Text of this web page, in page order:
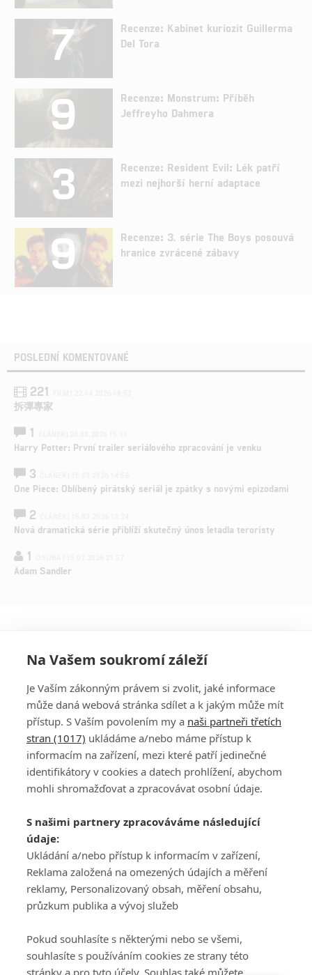
7
Recenze: Kabinet kuriozit Guillerma
Del Tora
9
Recenze: Monstrum: Příběh
Jeffreyho Dahmera
3
Recenze: Resident Evil: Lék patří
mezi nejhorší herní adaptace
9
Recenze: 3. série The Boys posouvá
hranice zvrácené zábavy
POSLEDNÍ KOMENTOVANÉ
221
拆彈專家
1
Harry Potter: První trailer seriálového zpracování je venku
3
One Piece: Oblíbený pirátský seriál je zpátky s novými epizodami
2
Nová dramatická série přiblíží skutečný únos letadla teroristy
1
Adam Sandler
PŘIHLÁSIT
REGISTROVAT
DISKUZE
Šéfredaktorkou webu jePetr Slavík, e-mailserialy@fandimefilmu.cz
Máte-li zájem o inzerci na našem webu napište nám na e-mail
studio@koncal.com
Ochrana osobních údajů|Zásady používání cookies |Pravidla webu
Upravit nastavení soukromí
Na Vašem soukromí záleží
Je Vaším zákonným právem si zvolit, jaké informace
může daná webová stránka sdílet a k jakým může mít
přístup. S Vaším povolením my a naši partneři třetích
stran (1017) ukládáme a/nebo máme přístup k
informacím na zařízení, mezi které patří jedinečné
identifikátory v cookies a datech prohlížení, abychom
mohli shromažďovat a zpracovávat osobní údaje.
S našimi partnery zpracováváme následující
údaje:
Ukládání a/nebo přístup k informacím v zařízení,
Reklama založená na omezených údajích a měření
reklamy, Personalizovaný obsah, měření obsahu,
průzkum publika a vývoj služeb
Pokud souhlasíte s některými nebo se všemi,
souhlasíte s používáním cookies ze strany této
stránky a pro tyto účely. Souhlas také můžete